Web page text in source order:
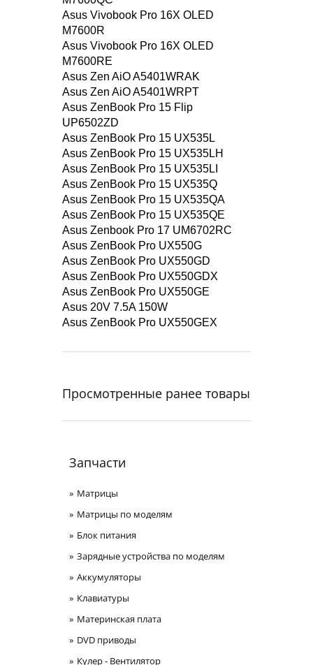
Asus Vivobook Pro 16X OLED
M7600R
Asus Vivobook Pro 16X OLED
M7600RE
Asus Zen AiO A5401WRAK
Asus Zen AiO A5401WRPT
Asus ZenBook Pro 15 Flip
UP6502ZD
Asus ZenBook Pro 15 UX535L
Asus ZenBook Pro 15 UX535LH
Asus ZenBook Pro 15 UX535LI
Asus ZenBook Pro 15 UX535Q
Asus ZenBook Pro 15 UX535QA
Asus ZenBook Pro 15 UX535QE
Asus Zenbook Pro 17 UM6702RC
Asus ZenBook Pro UX550G
Asus ZenBook Pro UX550GD
Asus ZenBook Pro UX550GDX
Asus ZenBook Pro UX550GE
Asus 20V 7.5A 150W
Asus ZenBook Pro UX550GEX
Просмотренные ранее товары
Запчасти
Матрицы
Матрицы по моделям
Блок питания
Зарядные устройства по моделям
Аккумуляторы
Клавиатуры
Материнская плата
DVD приводы
Кулер - Вентилятор